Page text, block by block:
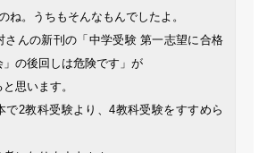
ね。うちもそんなもんでしたよ。
さんの新刊の「中学受験 第一志望に合格
」の後回しは危険です」が
思います。
で2教科受験より、4教科受験をすすめら